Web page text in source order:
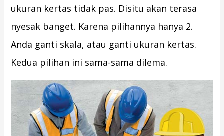
ukuran kertas tidak pas. Disitu akan terasa
nyesak banget. Karena pilihannya hanya 2.
Anda ganti skala, atau ganti ukuran kertas.
Kedua pilihan ini sama-sama dilema.